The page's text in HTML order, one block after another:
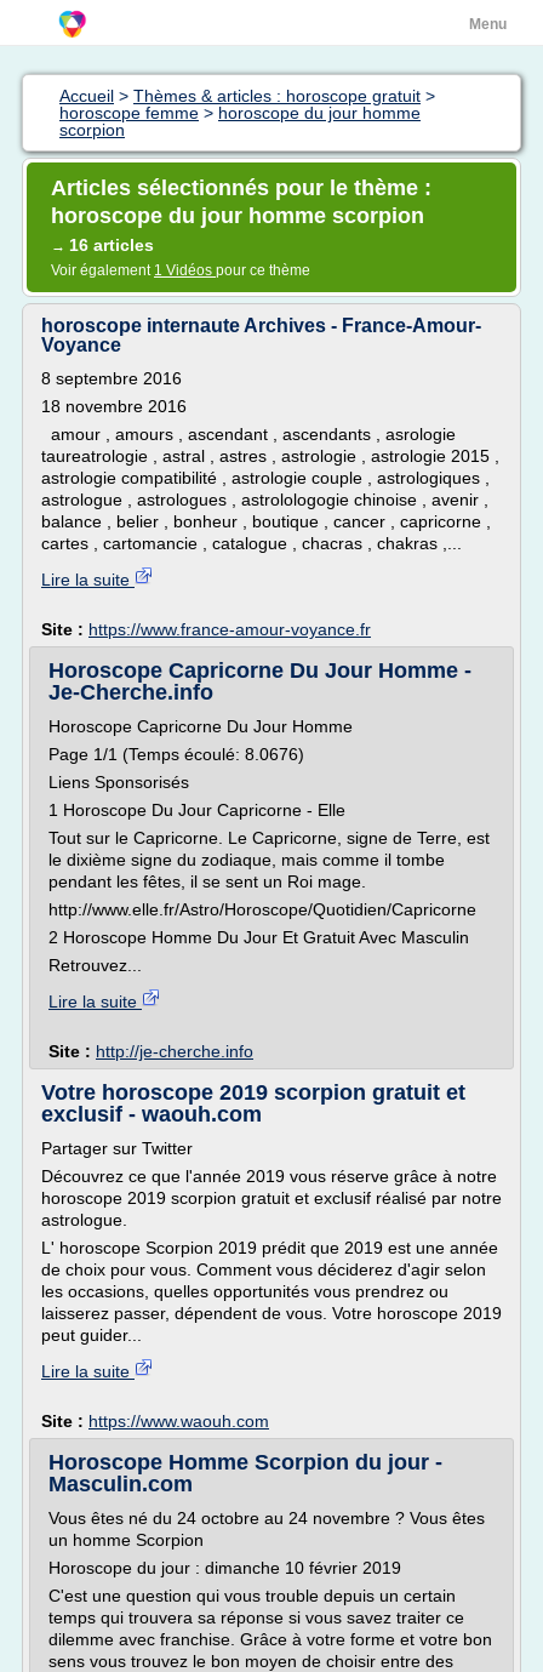
Menu
Accueil > Thèmes & articles : horoscope gratuit >
horoscope femme > horoscope du jour homme
scorpion
Articles sélectionnés pour le thème :
horoscope du jour homme scorpion
→ 16 articles
Voir également 1 Vidéos pour ce thème
horoscope internaute Archives - France-Amour-
Voyance
8 septembre 2016
18 novembre 2016
amour , amours , ascendant , ascendants , asrologie
taureatrologie , astral , astres , astrologie , astrologie 2015 ,
astrologie compatibilité , astrologie couple , astrologiques ,
astrologue , astrologues , astrolologogie chinoise , avenir ,
balance , belier , bonheur , boutique , cancer , capricorne ,
cartes , cartomancie , catalogue , chacras , chakras ,...
Lire la suite
Site : https://www.france-amour-voyance.fr
Horoscope Capricorne Du Jour Homme -
Je-Cherche.info
Horoscope Capricorne Du Jour Homme
Page 1/1 (Temps écoulé: 8.0676)
Liens Sponsorisés
1 Horoscope Du Jour Capricorne - Elle
Tout sur le Capricorne. Le Capricorne, signe de Terre, est
le dixième signe du zodiaque, mais comme il tombe
pendant les fêtes, il se sent un Roi mage.
http://www.elle.fr/Astro/Horoscope/Quotidien/Capricorne
2 Horoscope Homme Du Jour Et Gratuit Avec Masculin
Retrouvez...
Lire la suite
Site : http://je-cherche.info
Votre horoscope 2019 scorpion gratuit et
exclusif - waouh.com
Partager sur Twitter
Découvrez ce que l'année 2019 vous réserve grâce à notre
horoscope 2019 scorpion gratuit et exclusif réalisé par notre
astrologue.
L' horoscope Scorpion 2019 prédit que 2019 est une année
de choix pour vous. Comment vous déciderez d'agir selon
les occasions, quelles opportunités vous prendrez ou
laisserez passer, dépendent de vous. Votre horoscope 2019
peut guider...
Lire la suite
Site : https://www.waouh.com
Horoscope Homme Scorpion du jour -
Masculin.com
Vous êtes né du 24 octobre au 24 novembre ? Vous êtes
un homme Scorpion
Horoscope du jour : dimanche 10 février 2019
C'est une question qui vous trouble depuis un certain
temps qui trouvera sa réponse si vous savez traiter ce
dilemme avec franchise. Grâce à votre forme et votre bon
sens vous trouvez le bon moyen de choisir entre des